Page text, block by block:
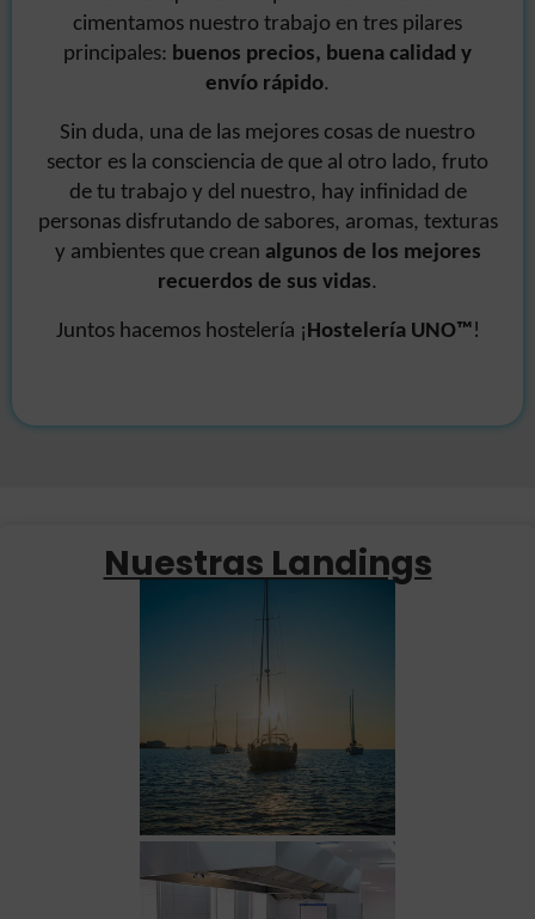
cimentamos nuestro trabajo en tres pilares
principales: buenos precios, buena calidad y
envío rápido.
Sin duda, una de las mejores cosas de nuestro
sector es la consciencia de que al otro lado, fruto
de tu trabajo y del nuestro, hay infinidad de
personas disfrutando de sabores, aromas, texturas
y ambientes que crean algunos de los mejores
recuerdos de sus vidas.
Juntos hacemos hostelería ¡Hostelería UNO™!
Nuestras Landings